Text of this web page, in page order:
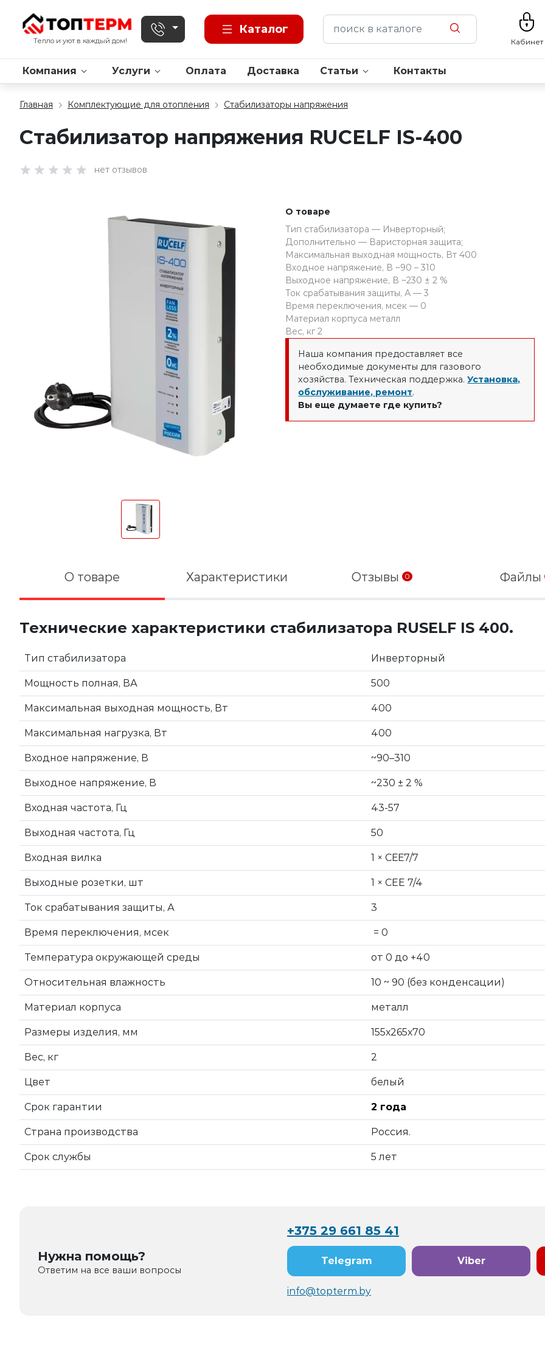
Тепло и уют в каждый дом!
Каталог
Кабинет
Компания Услуги Оплата Доставка Статьи Контакты
Главная Комплектующие для отопления Стабилизаторы напряжения
Стабилизатор напряжения RUCELF IS-400
нет отзывов
О товаре
Тип стабилизатора — Инверторный;
Дополнительно — Варисторная защита;
Максимальная выходная мощность, Вт 400
Входное напряжение, В ~90 – 310
Выходное напряжение, В ~230 ± 2 %
Ток срабатывания защиты, А — 3
Время переключения, мсек — 0
Материал корпуса металл
Вес, кг 2
Наша компания предоставляет все
необходимые документы для газового
хозяйства. Техническая поддержка.Установка,
обслуживание, ремонт.
Вы еще думаете где купить?
О товаре Характеристики Отзывы 0 Файлы
Технические характеристики стабилизатора RUSELF IS 400.
Тип стабилизатора Инверторный
Мощность полная, ВА 500
Максимальная выходная мощность, Вт 400
Максимальная нагрузка, Вт 400
Входное напряжение, В ~90–310
Выходное напряжение, В ~230 ± 2 %
Входная частота, Гц 43-57
Выходная частота, Гц 50
Входная вилка 1 × СЕЕ7/7
Выходные розетки, шт 1 × CEE 7/4
Ток срабатывания защиты, А 3
Время переключения, мсек = 0
Температура окружающей среды от 0 до +40
Относительная влажность 10 ~ 90 (без конденсации)
Материал корпуса металл
Размеры изделия, мм 155х265х70
Вес, кг 2
Цвет белый
Срок гарантии 2 года
Страна производства Россия.
Срок службы 5 лет
Нужна помощь?
Ответим на все ваши вопросы
+375 29 661 85 41
Telegram Viber
info@topterm.by